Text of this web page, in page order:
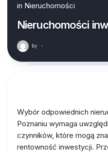
in Nieruchomości
Nieruchomości
by ·
Wybór odpowiednich
Poznaniu wymaga
czynników, które mogą
rentowność inwestycji.